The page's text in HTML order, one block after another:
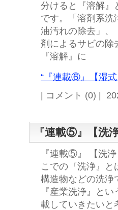
分けると『溶解』
です。「溶剤系洗
油汚れの除去」、
剤によるサビの除
『溶解』に
“『連載⑥』【湿
| コメント (0) |
『連載⑤』【洗
『連載⑤』 【洗
こでの『洗浄』と
構造物などの洗浄
『産業洗浄』と
載していきたいと